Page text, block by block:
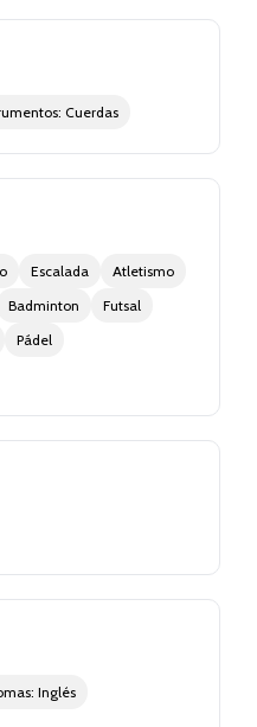
Cuerdas
Escalada
Atletismo
Badminton
Futsal
Pádel
Inglés